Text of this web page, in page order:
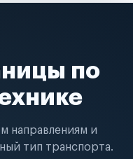
по
направлениям и
тип транспорта.